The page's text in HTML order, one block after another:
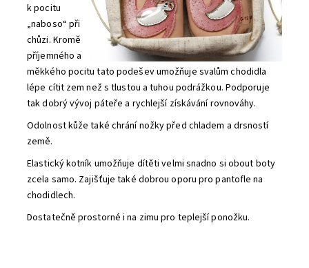
k pocitu
„naboso“ při
chůzi. Kromě
příjemného a
měkkého pocitu tato podešev umožňuje svalům chodidla
lépe cítit zem než s tlustou a tuhou podrážkou. Podporuje
tak dobrý vývoj páteře a rychlejší získávání rovnováhy.
Odolnost kůže také chrání nožky před chladem a drsností
země.
Elastický kotník umožňuje dítěti velmi snadno si obout boty
zcela samo. Zajišťuje také dobrou oporu pro pantofle na
chodidlech.
Dostatečně prostorné i na zimu pro teplejší ponožku.